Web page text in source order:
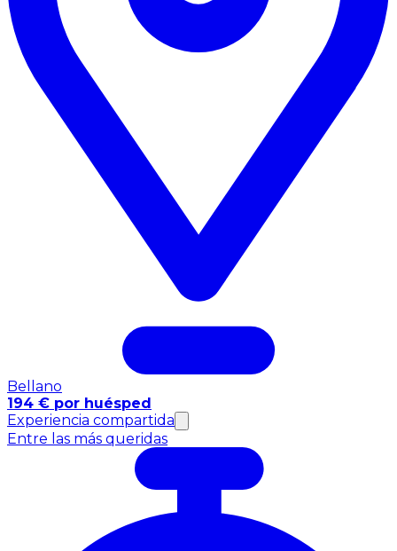
Bellano
194 € por huésped
Experiencia compartida
Entre las más queridas